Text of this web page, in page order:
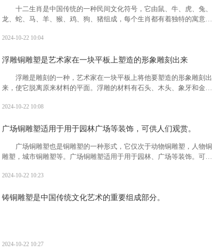
十二生肖是中国传统的一种民间文化符号，它由鼠、牛、虎、兔、
龙、蛇、马、羊、猴、鸡、狗、猪组成，每个生肖都有着独特的寓意和
子孙繁衍，家业兴旺的象征。有生生不息，繁盛不衰之吉祥寓意。
2024-10-22 10:04
浮雕铜雕塑是艺术家在一块平板上塑造的形象雕刻出来
浮雕是雕刻的一种，艺术家在一块平板上将他要塑造的形象雕刻出
来，使它脱离原来材料的平面。浮雕的材料有石头、木头、象牙和金属
时也指表现形式。
2024-10-22 10:08
广场铜雕塑适用于用于园林广场等装饰，可供人们观赏。
广场铜雕塑也是铜雕塑的一种形式，它仅次于动物铜雕塑，人物铜
雕塑，城市铜雕塑等。广场铜雕塑适用于用于园林、广场等装饰。可供
2024-10-22 10:23
铸铜雕塑是中国传统文化艺术的重要组成部分。
2024-10-22 10:27